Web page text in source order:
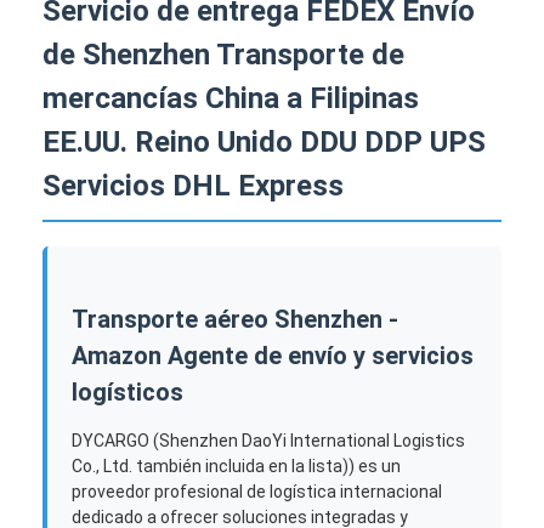
Servicio de entrega FEDEX Envío
de Shenzhen Transporte de
mercancías China a Filipinas
EE.UU. Reino Unido DDU DDP UPS
Servicios DHL Express
Transporte aéreo Shenzhen -
Amazon Agente de envío y servicios
logísticos
DYCARGO (Shenzhen DaoYi International Logistics
Co., Ltd. también incluida en la lista)) es un
proveedor profesional de logística internacional
dedicado a ofrecer soluciones integradas y